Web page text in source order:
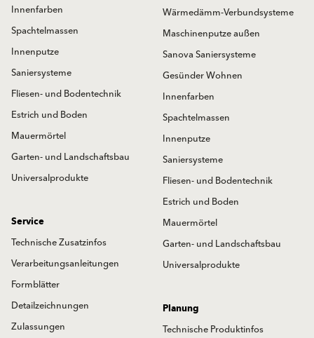
Innenfarben
Spachtelmassen
Innenputze
Saniersysteme
Fliesen- und Bodentechnik
Estrich und Boden
Mauermörtel
Garten- und Landschaftsbau
Universalprodukte
Wärmedämm-Verbundsysteme
Maschinenputze außen
Sanova Saniersysteme
Gesünder Wohnen
Innenfarben
Spachtelmassen
Innenputze
Saniersysteme
Fliesen- und Bodentechnik
Estrich und Boden
Mauermörtel
Garten- und Landschaftsbau
Universalprodukte
Service
Technische Zusatzinfos
Verarbeitungsanleitungen
Formblätter
Detailzeichnungen
Zulassungen
Planung
Technische Produktinfos